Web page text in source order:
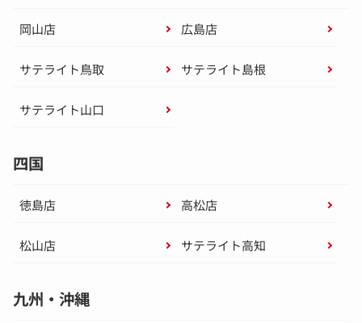
岡山店 広島店
サテライト鳥取 サテライト島根
サテライト山口
四国
徳島店 高松店
松山店 サテライト高知
九州・沖縄